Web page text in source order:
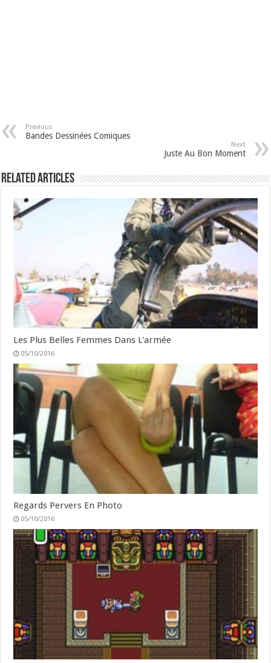
Previous
Bandes Dessinées Comiques
Next
Juste Au Bon Moment
Related Articles
Les Plus Belles Femmes Dans L'armée
05/10/2016
Regards Pervers En Photo
05/10/2016